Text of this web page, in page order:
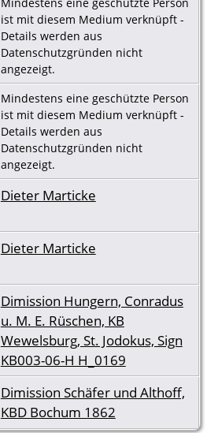
ist mit diesem Medium verknüpft -
Details werden aus
Datenschutzgründen nicht
angezeigt.
Mindestens eine geschützte Person
ist mit diesem Medium verknüpft -
Details werden aus
Datenschutzgründen nicht
angezeigt.
Dieter Marticke
Dieter Marticke
Dimission Hungern, Conradus
u. M. E. Rüschen, KB
Wewelsburg, St. Jodokus, Sign
KB003-06-H H_0169
Dimission Schäfer und Althoff,
KBD Bochum 1862